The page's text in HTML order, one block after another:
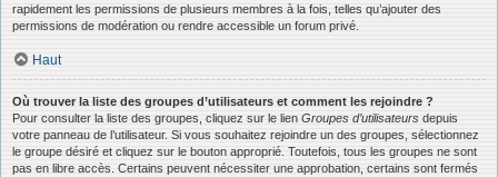
rapidement les permissions de plusieurs membres à la fois, telles qu’ajouter des
permissions de modération ou rendre accessible un forum privé.
Haut
Où trouver la liste des groupes d’utilisateurs et comment les rejoindre ?
Pour consulter la liste des groupes, cliquez sur le lien Groupes d’utilisateurs depuis
votre panneau de l’utilisateur. Si vous souhaitez rejoindre un des groupes, sélectionnez
le groupe désiré et cliquez sur le bouton approprié. Toutefois, tous les groupes ne sont
pas en libre accès. Certains peuvent nécessiter une approbation, certains sont fermés